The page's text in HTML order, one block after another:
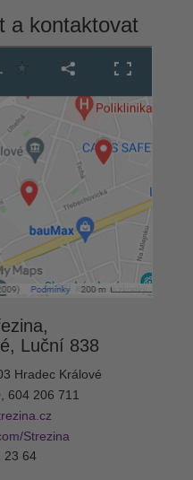
a kontaktovat
Luční 838
Hradec Králové
604 206 711
Strezina
23 64